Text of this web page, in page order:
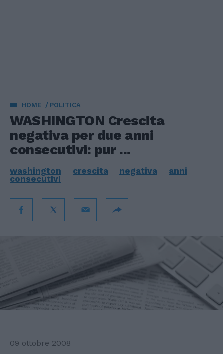
HOME POLITICA
WASHINGTON Crescita
negativa per due anni
consecutivi: pur ...
washington crescita negativa
anni
consecutivi
09 ottobre 2008